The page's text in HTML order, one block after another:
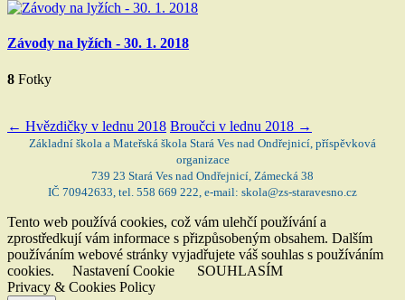
Závody na lyžích - 30. 1. 2018
8 Fotky
← Hvězdičky v lednu 2018 Broučci v lednu 2018 →
Základní škola a Mateřská škola Stará Ves nad Ondřejnicí, příspěvková
organizace
739 23 Stará Ves nad Ondřejnicí, Zámecká 38
IČ 70942633, tel. 558 669 222, e-mail: skola@zs-staravesno.cz
Tento web používá cookies, což vám ulehčí používání a
zprostředkují vám informace s přizpůsobeným obsahem. Dalším
používáním webové stránky vyjadřujete váš souhlas s používáním
cookies.
Nastavení Cookie
SOUHLASÍM
Privacy & Cookies Policy